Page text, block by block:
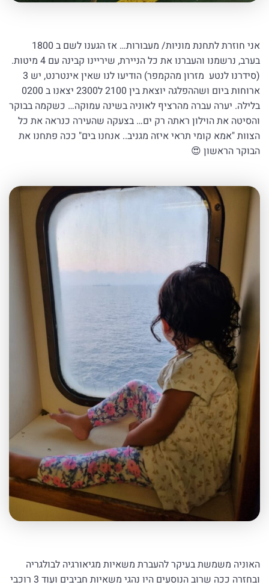
אני חוזרת לתחנת מוניות/ מעבורות… אז הגענו לשם ב 1800
בערב, נרשמנו והעברנו את כל הניירת, שיריינו קבינה עם 4 מיטות.
(סידרנו לנטע מזרון מהקמפר) הודיעו לנו שאין אינטרנט, יש 3
ארוחות ביום ושההפלגה יוצאת בין 2100 ל2300 יצאנו ב 0200
בלילה. יערה עברה מהרציף לאוניה בשינה עמוקה… כשקמה בבוקר
והסיטה את הוילון ראתה רק ים… בצעקה שהעירה כנראה את כל
הצוות "אמא קומי תראי איזה מגניב.. אנחנו בים" ככה פתחנו את
הבוקר הראשון 😍
האוניה משמשת בעיקר להעברת משאיות מגיאורגיה לבולגריה
ובחזרה ככה שרוב הנוסעים היו נהגי משאיות חביבים ועוד 3 רוכבי